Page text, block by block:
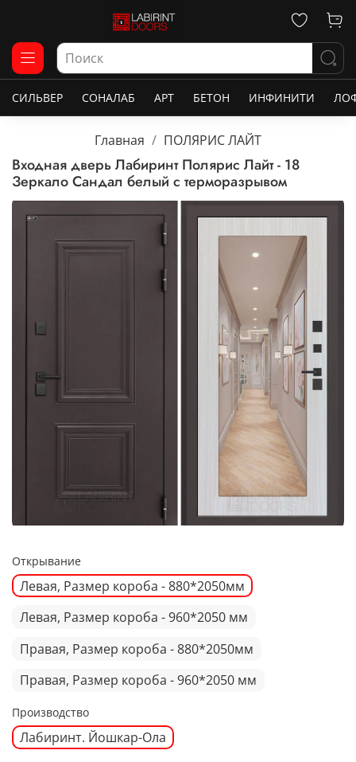
СИЛЬВЕР СОНАЛАБ АРТ БЕТОН ИНФИНИТИ
Главная ПОЛЯРИС ЛАЙТ
Входная дверь Лабиринт Полярис Лайт - 18
Зеркало Сандал белый с терморазрывом
Открывание
Левая, Размер короба - 880*2050мм
Левая, Размер короба - 960*2050 мм
Правая, Размер короба - 880*2050мм
Правая, Размер короба - 960*2050 мм
Производство
Лабиринт. Йошкар-Ола